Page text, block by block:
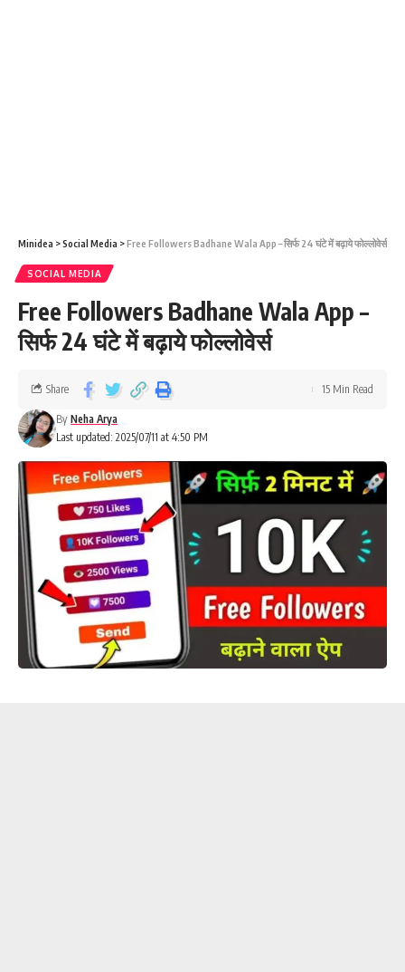
Minidea >Social Media >Free Followers Badhane Wala App – सिर्फ 24 घंटे में बढ़ाये फोल्लोवेर्स
SOCIAL MEDIA
Free Followers Badhane Wala App –
सिर्फ 24 घंटे में बढ़ाये फोल्लोवेर्स
Last updated: 2025/07/11 at 4:50 PM
By Neha Arya
Share 15 Min Read